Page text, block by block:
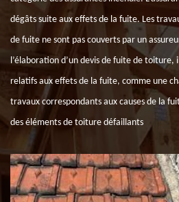
dégâts suite aux effets de la fuite. Les
de fuite ne sont pas couverts par un
l’élaboration d’un devis de fuite de
relatifs aux effets de la fuite, comme une
travaux correspondants aux causes de la
des éléments de toiture défaillants